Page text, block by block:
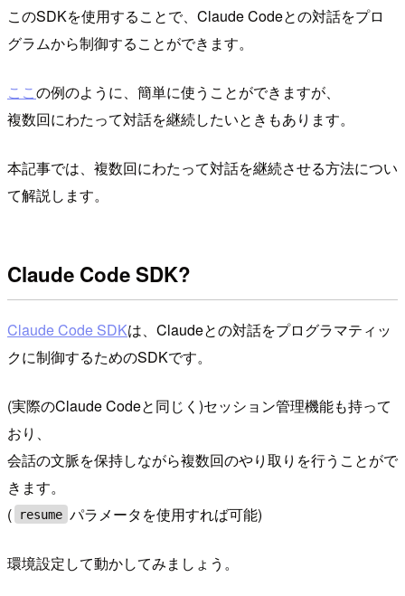
このSDKを使用することで、Claude Codeとの対話をプロ
グラムから制御することができます。
ここの例のように、簡単に使うことができますが、
複数回にわたって対話を継続したいときもあります。
本記事では、複数回にわたって対話を継続させる方法につい
て解説します。
Claude Code SDK?
Claude Code SDKは、Claudeとの対話をプログラマティッ
クに制御するためのSDKです。
(実際のClaude Codeと同じく)セッション管理機能も持って
おり、
会話の文脈を保持しながら複数回のやり取りを行うことがで
きます。
(
resume パラメータを使用すれば可能)
環境設定して動かしてみましょう。